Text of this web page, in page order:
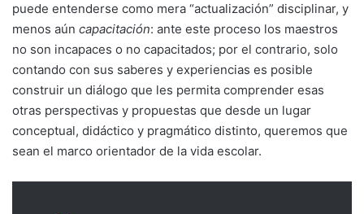
puede entenderse como mera “actualización” disciplinar, y
menos aún capacitación: ante este proceso los maestros
no son incapaces o no capacitados; por el contrario, solo
contando con sus saberes y experiencias es posible
construir un diálogo que les permita comprender esas
otras perspectivas y propuestas que desde un lugar
conceptual, didáctico y pragmático distinto, queremos que
sean el marco orientador de la vida escolar.